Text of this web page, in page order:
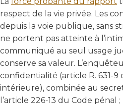
respect de la vie privée. Les
depuis la voie publique, sans
ne portent pas atteinte à
communiqué au seul usage
conserve sa valeur.
confidentialité (article R. 631-9
intérieure), combinée au
l’article 226-13 du Code pénal ;